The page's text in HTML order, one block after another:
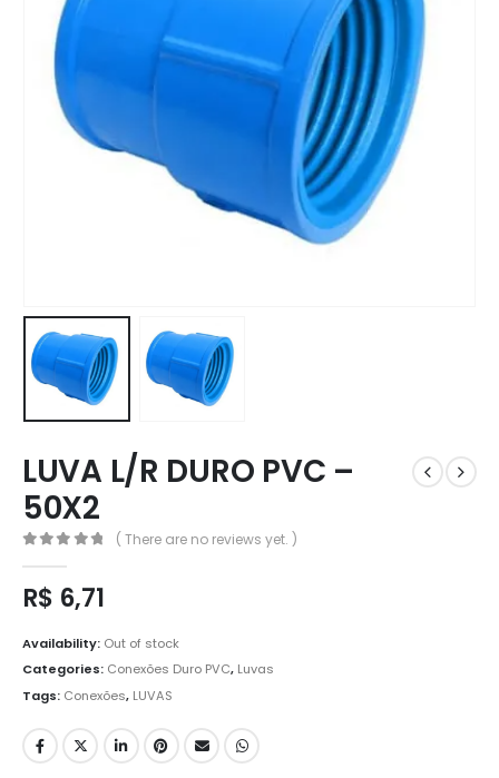
LUVA L/R DURO PVC –
50X2
( There are no reviews yet. )
R$ 6,71
Availability: Out of stock
Categories: Conexões Duro PVC, Luvas
Tags: Conexões, LUVAS